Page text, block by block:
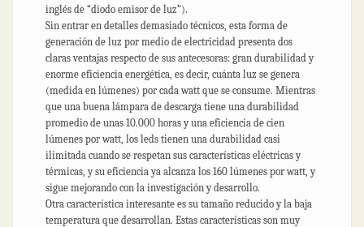
inglés de “diodo emisor de luz”).
Sin entrar en detalles demasiado técnicos, esta forma de
generación de luz por medio de electricidad presenta dos
claras ventajas respecto de sus antecesoras: gran durabilidad y
enorme eficiencia energética, es decir, cuánta luz se genera
(medida en lúmenes) por cada watt que se consume. Mientras
que una buena lámpara de descarga tiene una durabilidad
promedio de unas 10.000 horas y una eficiencia de cien
lúmenes por watt, los leds tienen una durabilidad casi
ilimitada cuando se respetan sus características eléctricas y
térmicas, y su eficiencia ya alcanza los 160 lúmenes por watt, y
sigue mejorando con la investigación y desarrollo.
Otra característica interesante es su tamaño reducido y la baja
temperatura que desarrollan. Estas características son muy